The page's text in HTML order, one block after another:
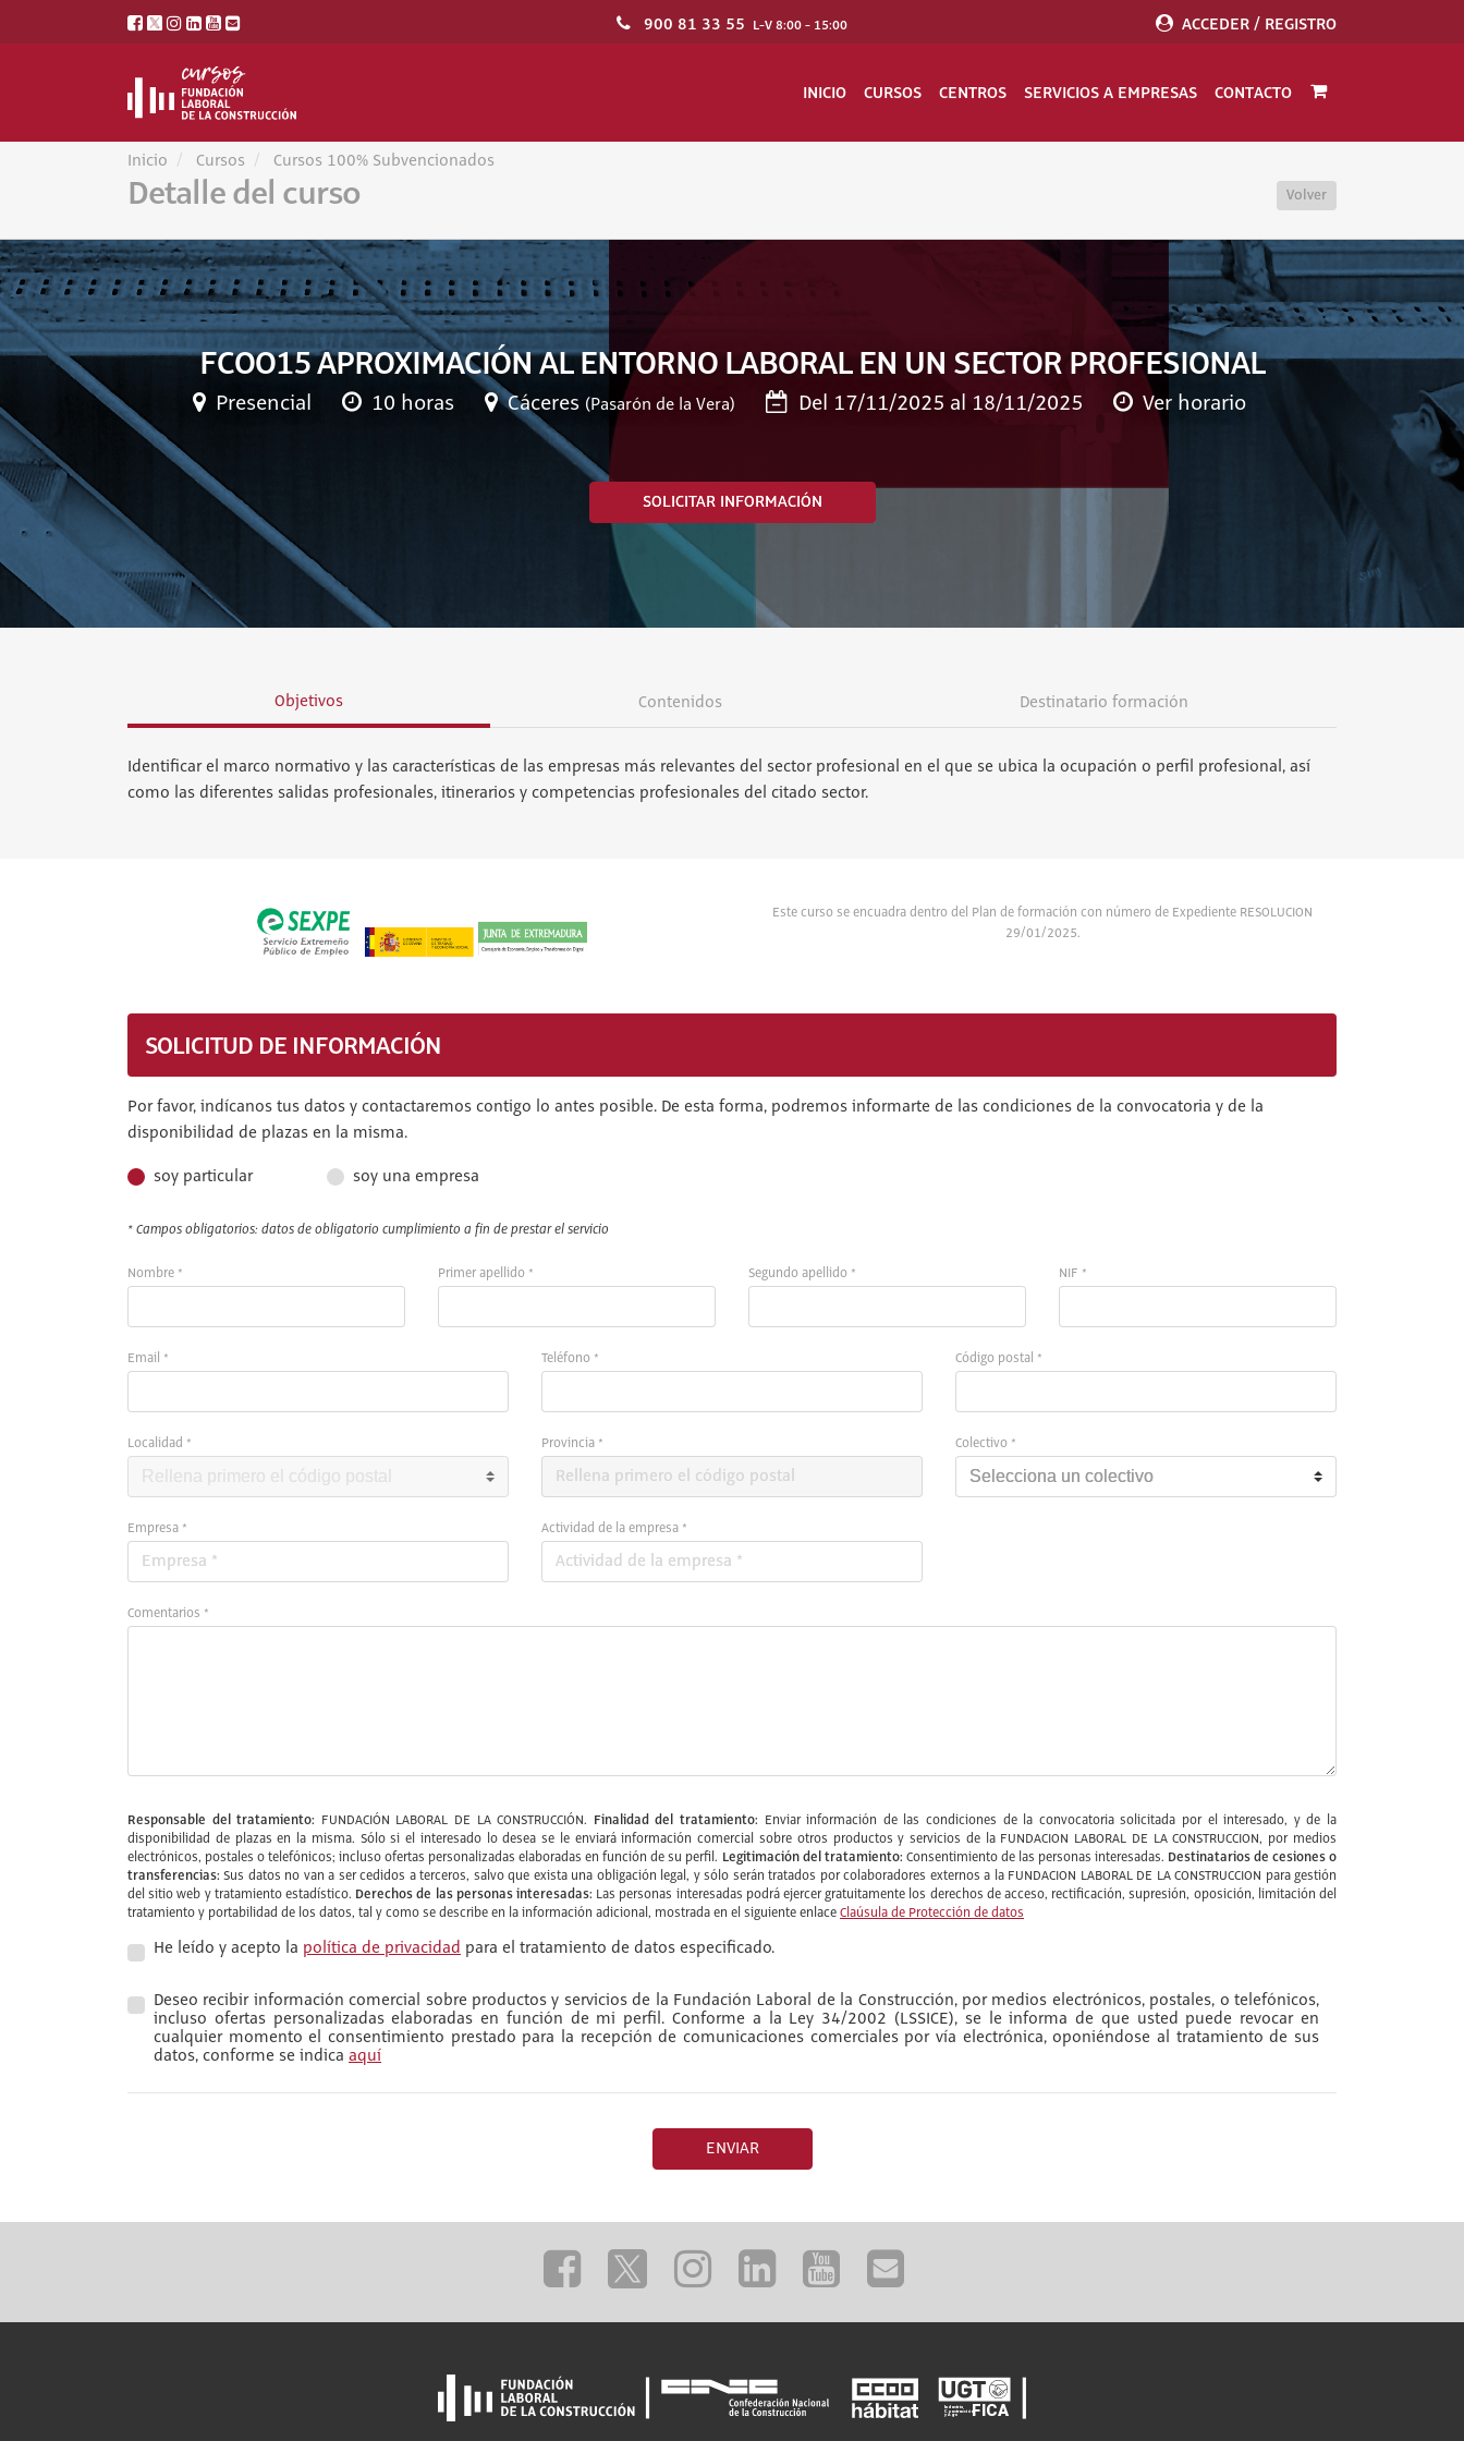
900 81 33 55 L-V 8:00 - 15:00 ACCEDER / REGISTRO
INICIO CURSOS CENTROS SERVICIOS A EMPRESAS CONTACTO
Inicio Cursos Cursos 100% Subvencionados
Detalle del curso Volver
FCOO15 APROXIMACIÓN AL ENTORNO LABORAL EN UN SECTOR PROFESIONAL
Presencial 10 horas Cáceres (Pasarón de la Vera) Del 17/11/2025 al 18/11/2025 Ver horario
SOLICITAR INFORMACIÓN
Objetivos Contenidos Destinatario formación
Identificar el marco normativo y las características de las empresas más relevantes del sector profesional en el que se ubica la ocupación o perfil profesional, así
como las diferentes salidas profesionales, itinerarios y competencias profesionales del citado sector.
Este curso se encuadra dentro del Plan de formación con número de Expediente RESOLUCION
29/01/2025.
SOLICITUD DE INFORMACIÓN
Por favor, indícanos tus datos y contactaremos contigo lo antes posible. De esta forma, podremos informarte de las condiciones de la convocatoria y de la
disponibilidad de plazas en la misma.
soy particular soy una empresa
* Campos obligatorios: datos de obligatorio cumplimiento a fin de prestar el servicio
Nombre * Primer apellido * Segundo apellido * NIF *
Email * Teléfono * Código postal *
Localidad * Provincia * Colectivo *
Empresa * Actividad de la empresa *
Comentarios *
Responsable del tratamiento: FUNDACIÓN LABORAL DE LA CONSTRUCCIÓN. Finalidad del tratamiento: Enviar información de las condiciones de la convocatoria solicitada por el interesado, y de la
disponibilidad de plazas en la misma. Sólo si el interesado lo desea se le enviará información comercial sobre otros productos y servicios de la FUNDACION LABORAL DE LA CONSTRUCCION, por medios
electrónicos, postales o telefónicos; incluso ofertas personalizadas elaboradas en función de su perfil. Legitimación del tratamiento: Consentimiento de las personas interesadas. Destinatarios de cesiones o
transferencias: Sus datos no van a ser cedidos a terceros, salvo que exista una obligación legal, y sólo serán tratados por colaboradores externos a la FUNDACION LABORAL DE LA CONSTRUCCION para gestión
del sitio web y tratamiento estadístico. Derechos de las personas interesadas: Las personas interesadas podrá ejercer gratuitamente los derechos de acceso, rectificación, supresión, oposición, limitación del
tratamiento y portabilidad de los datos, tal y como se describe en la información adicional, mostrada en el siguiente enlace Claúsula de Protección de datos
He leído y acepto la política de privacidad para el tratamiento de datos especificado.
Deseo recibir información comercial sobre productos y servicios de la Fundación Laboral de la Construcción, por medios electrónicos, postales, o telefónicos,
incluso ofertas personalizadas elaboradas en función de mi perfil. Conforme a la Ley 34/2002 (LSSICE), se le informa de que usted puede revocar en
cualquier momento el consentimiento prestado para la recepción de comunicaciones comerciales por vía electrónica, oponiéndose al tratamiento de sus
datos, conforme se indica aquí
ENVIAR